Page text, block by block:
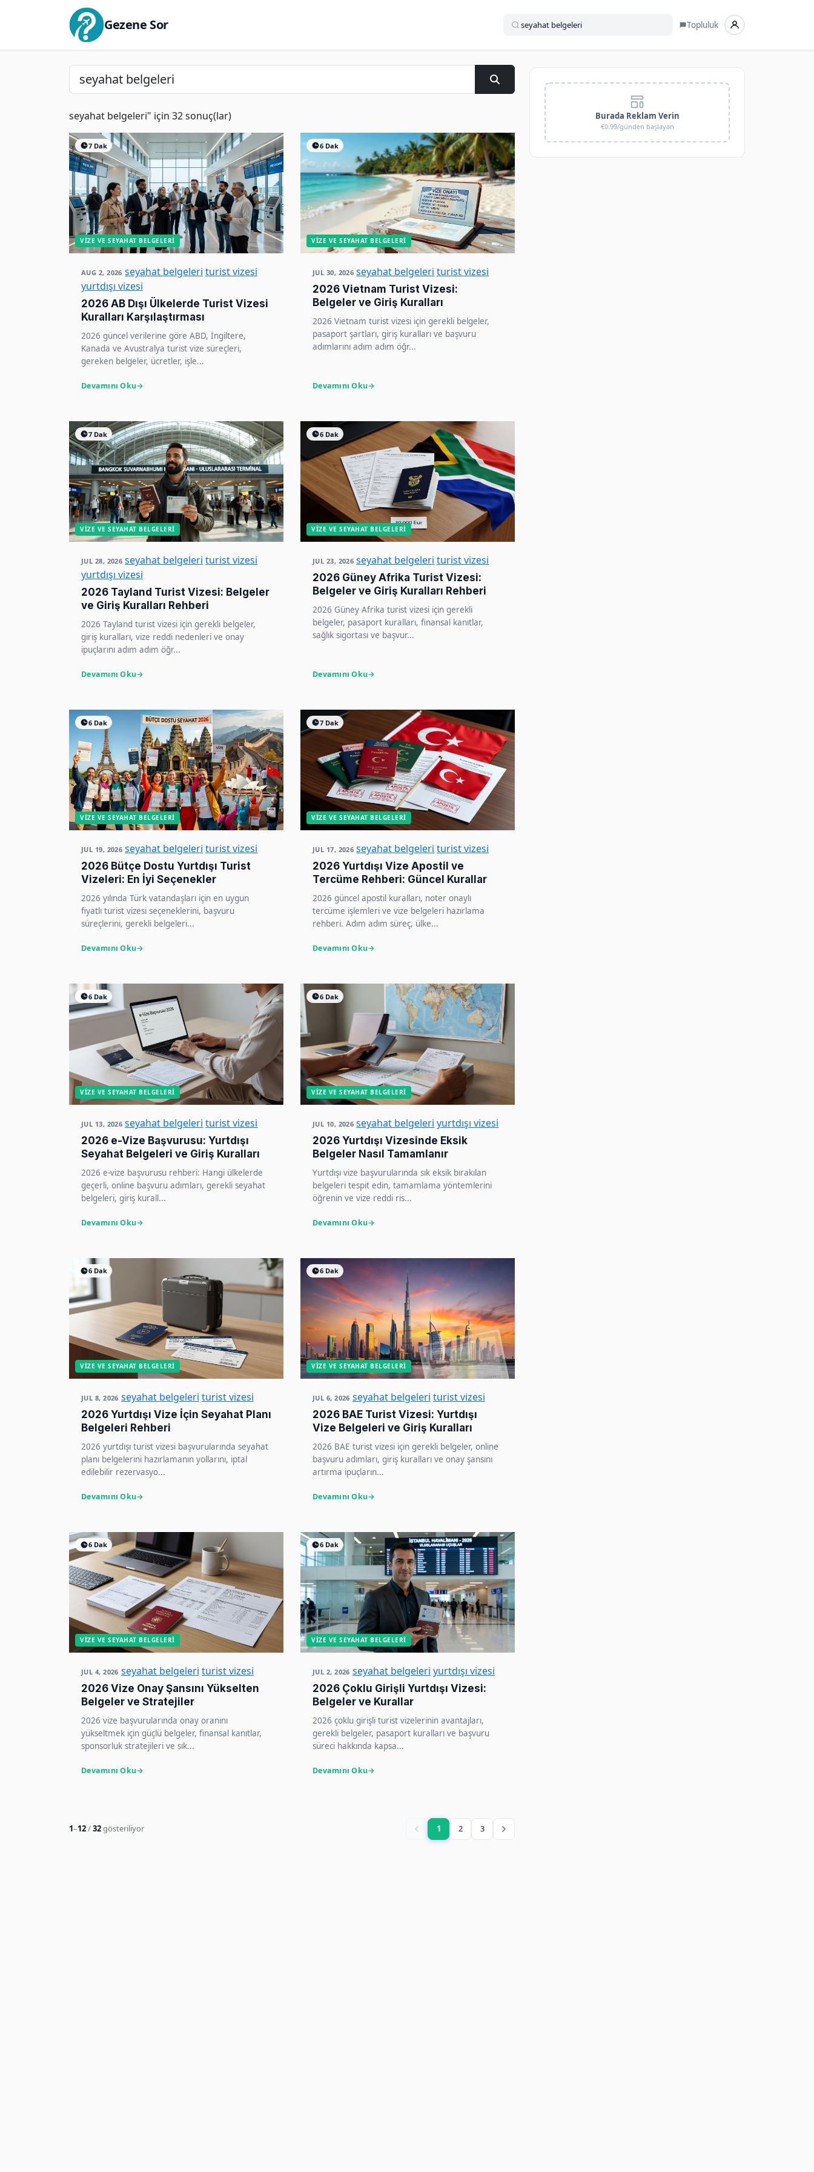
Gezene Sor Topluluk
seyahat belgeleri" için 32 sonuç(lar)
7 Dak
VIZE VE SEYAHAT BELGELERI
AUG 2, 2026 seyahat belgeleri turist vizesi
yurtdışı vizesi
2026 AB Dışı Ülkelerde Turist Vizesi
Kuralları Karşılaştırması
2026 güncel verilerine göre ABD, İngiltere,
Kanada ve Avustralya turist vize süreçleri,
gereken belgeler, ücretler, işle...
Devamını Oku
6 Dak
VIZE VE SEYAHAT BELGELERI
JUL 30, 2026 seyahat belgeleri turist vizesi
2026 Vietnam Turist Vizesi:
Belgeler ve Giriş Kuralları
2026 Vietnam turist vizesi için gerekli belgeler,
pasaport şartları, giriş kuralları ve başvuru
adımlarını adım adım öğr...
Devamını Oku
7 Dak
VIZE VE SEYAHAT BELGELERI
JUL 28, 2026 seyahat belgeleri turist vizesi
yurtdışı vizesi
2026 Tayland Turist Vizesi: Belgeler
ve Giriş Kuralları Rehberi
2026 Tayland turist vizesi için gerekli belgeler,
giriş kuralları, vize reddi nedenleri ve onay
ipuçlarını adım adım öğr...
Devamını Oku
6 Dak
VIZE VE SEYAHAT BELGELERI
JUL 23, 2026 seyahat belgeleri turist vizesi
2026 Güney Afrika Turist Vizesi:
Belgeler ve Giriş Kuralları Rehberi
2026 Güney Afrika turist vizesi için gerekli
belgeler, pasaport kuralları, finansal kanıtlar,
sağlık sigortası ve başvur...
Devamını Oku
6 Dak
VIZE VE SEYAHAT BELGELERI
JUL 19, 2026 seyahat belgeleri turist vizesi
2026 Bütçe Dostu Yurtdışı Turist
Vizeleri: En İyi Seçenekler
2026 yılında Türk vatandaşları için en uygun
fiyatlı turist vizesi seçeneklerini, başvuru
süreçlerini, gerekli belgeleri...
Devamını Oku
7 Dak
VIZE VE SEYAHAT BELGELERI
JUL 17, 2026 seyahat belgeleri turist vizesi
2026 Yurtdışı Vize Apostil ve
Tercüme Rehberi: Güncel Kurallar
2026 güncel apostil kuralları, noter onaylı
tercüme işlemleri ve vize belgeleri hazırlama
rehberi. Adım adım süreç, ülke...
Devamını Oku
6 Dak
VIZE VE SEYAHAT BELGELERI
JUL 13, 2026 seyahat belgeleri turist vizesi
2026 e-Vize Başvurusu: Yurtdışı
Seyahat Belgeleri ve Giriş Kuralları
2026 e-vize başvurusu rehberi: Hangi ülkelerde
geçerli, online başvuru adımları, gerekli seyahat
belgeleri, giriş kurall...
Devamını Oku
6 Dak
VIZE VE SEYAHAT BELGELERI
JUL 10, 2026 seyahat belgeleri yurtdışı vizesi
2026 Yurtdışı Vizesinde Eksik
Belgeler Nasıl Tamamlanır
Yurtdışı vize başvurularında sık eksik bırakılan
belgeleri tespit edin, tamamlama yöntemlerini
öğrenin ve vize reddi ris...
Devamını Oku
6 Dak
VIZE VE SEYAHAT BELGELERI
JUL 8, 2026 seyahat belgeleri turist vizesi
2026 Yurtdışı Vize İçin Seyahat Planı
Belgeleri Rehberi
2026 yurtdışı turist vizesi başvurularında seyahat
planı belgelerini hazırlamanın yollarını, iptal
edilebilir rezervasyo...
Devamını Oku
6 Dak
VIZE VE SEYAHAT BELGELERI
JUL 6, 2026 seyahat belgeleri turist vizesi
2026 BAE Turist Vizesi: Yurtdışı
Vize Belgeleri ve Giriş Kuralları
2026 BAE turist vizesi için gerekli belgeler, online
başvuru adımları, giriş kuralları ve onay şansını
artırma ipuçların...
Devamını Oku
6 Dak
VIZE VE SEYAHAT BELGELERI
JUL 4, 2026 seyahat belgeleri turist vizesi
2026 Vize Onay Şansını Yükselten
Belgeler ve Stratejiler
2026 vize başvurularında onay oranını
yükseltmek için güçlü belgeler, finansal kanıtlar,
sponsorluk stratejileri ve sık...
Devamını Oku
6 Dak
VIZE VE SEYAHAT BELGELERI
JUL 2, 2026 seyahat belgeleri yurtdışı vizesi
2026 Çoklu Girişli Yurtdışı Vizesi:
Belgeler ve Kurallar
2026 çoklu girişli turist vizelerinin avantajları,
gerekli belgeler, pasaport kuralları ve başvuru
süreci hakkında kapsa...
Devamını Oku
1–12/32gösteriliyor 1 2 3
Burada Reklam Verin
€0.99/günden başlayan